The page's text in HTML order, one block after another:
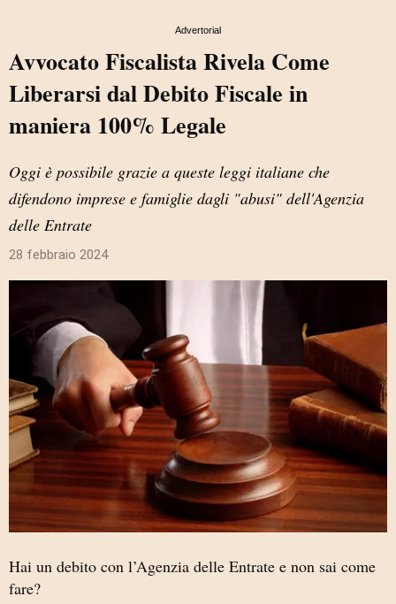
Advertorial
Avvocato Fiscalista Rivela Come
Liberarsi dal Debito Fiscale in
maniera 100% Legale
Oggi è possibile grazie a queste leggi italiane che
difendono imprese e famiglie dagli "abusi" dell'Agenzia
delle Entrate
28 febbraio 2024
Hai un debito con l’Agenzia delle Entrate e non sai come
fare?